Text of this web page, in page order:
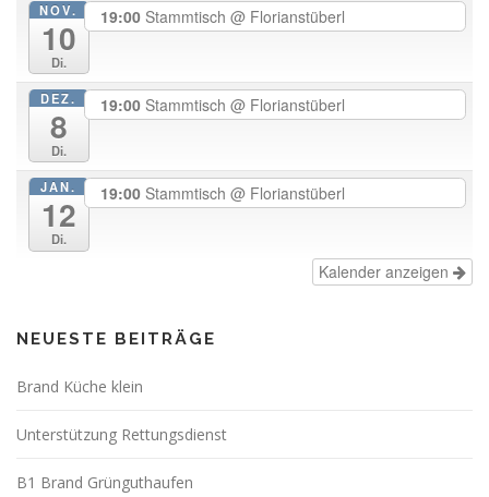
NOV.
10
Di.
19:00 Stammtisch @ Florianstüberl
DEZ.
8
Di.
19:00 Stammtisch @ Florianstüberl
JAN.
12
Di.
19:00 Stammtisch @ Florianstüberl
Kalender anzeigen
NEUESTE BEITRÄGE
Brand Küche klein
Unterstützung Rettungsdienst
B1 Brand Grünguthaufen